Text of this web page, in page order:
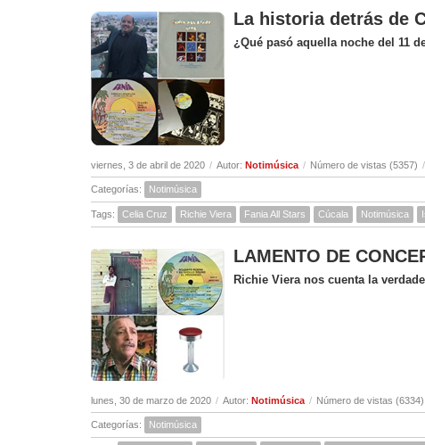
La historia detrás de
¿Qué pasó aquella noche del 11
viernes, 3 de abril de 2020 / Autor: Notimúsica / Número de vistas (5357) /
Categorías: Notimúsica
Tags: Celia Cruz Richie Viera Fania All Stars Cúcala Notimúsica
LAMENTO DE
Richie Viera nos cuenta la
lunes, 30 de marzo de 2020 / Autor: Notimúsica / Número de vistas (6334)
Categorías: Notimúsica